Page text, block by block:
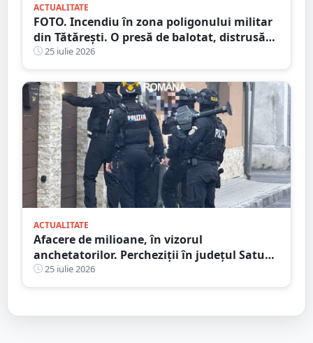
ACTUALITATE
FOTO. Incendiu în zona poligonului militar
din Tătărești. O presă de balotat, distrusă
complet! Flăcările s-au extins
25 iulie 2026
ACTUALITATE
Afacere de milioane, în vizorul
anchetatorilor. Percheziții în județul Satu
Mare, mai multe rețineri
25 iulie 2026